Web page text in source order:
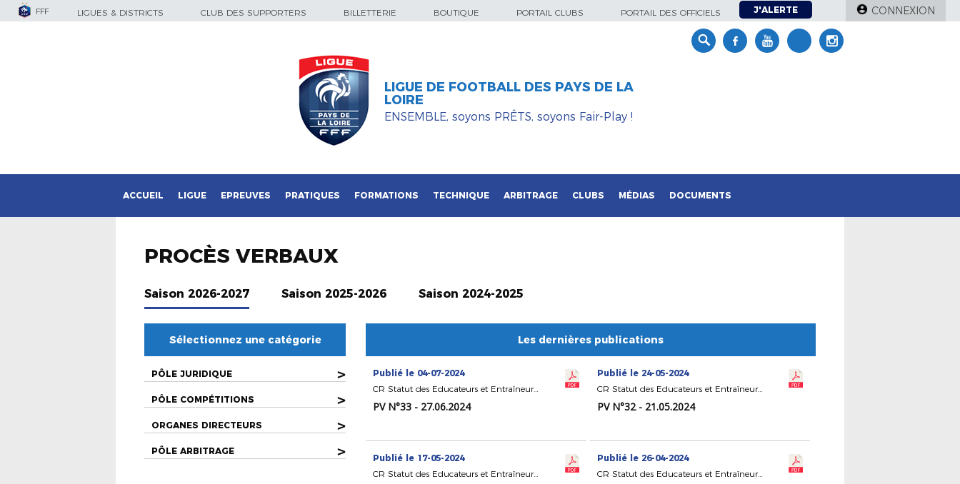
FFF LIGUES & DISTRICTS CLUB DES SUPPORTERS BILLETTERIE BOUTIQUE PORTAIL CLUBS PORTAIL DES OFFICIELS J'ALERTE CONNEXION
LIGUE DE FOOTBALL DES PAYS DE LA
LOIRE
ENSEMBLE, soyons PRÊTS, soyons Fair-Play !
ACCUEIL LIGUE EPREUVES PRATIQUES FORMATIONS TECHNIQUE ARBITRAGE CLUBS MÉDIAS DOCUMENTS
PROCÈS VERBAUX
Saison 2026-2027 Saison 2025-2026 Saison 2024-2025
Sélectionnez une catégorie
PÔLE JURIDIQUE >
PÔLE COMPÉTITIONS >
ORGANES DIRECTEURS >
PÔLE ARBITRAGE >
Les dernières publications
Publié le 04-07-2024
CR Statut des Educateurs et Entraîneurs de Football
PV N°33 - 27.06.2024
Publié le 24-05-2024
CR Statut des Educateurs et Entraîneurs de Football
PV N°32 - 21.05.2024
Publié le 17-05-2024
CR Statut des Educateurs et Entraîneurs de Football
Publié le 26-04-2024
CR Statut des Educateurs et Entraîneurs de Football